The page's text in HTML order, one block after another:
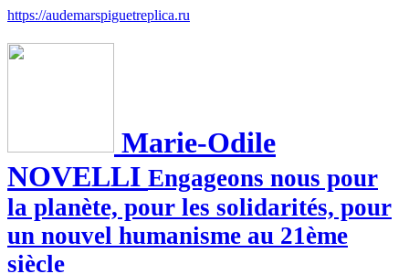
https://audemarspiguetreplica.ru
Marie-Odile
NOVELLI Engageons nous pour
la planète, pour les solidarités, pour
un nouvel humanisme au 21ème
siècle